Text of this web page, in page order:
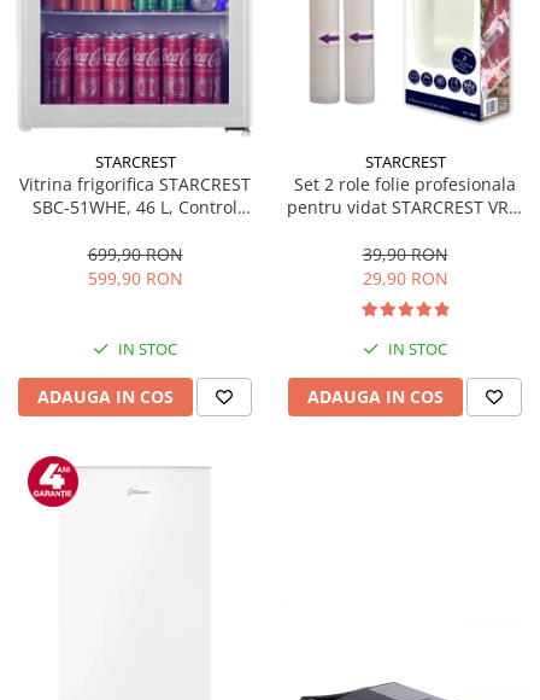
STARCREST
Vitrina frigorifica STARCREST
SBC-51WHE, 46 L, Control
48.8 cm, Alb
699,90 RON
599,90 RON
IN STOC
ADAUGA IN COS
STARCREST
Set 2 role folie profesionala
pentru vidat STARCREST VRL-
reutilizabile, sous vide,
lavabile in masina de spalat,
fara BPA, transparent
39,90 RON
29,90 RON
IN STOC
ADAUGA IN COS